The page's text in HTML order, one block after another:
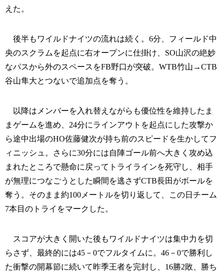
えた。
後半もワイルドナイツの流れは続く。6分、フィールド中
央のスクラムを起点に右オープンに仕掛け、SO山沢の絶妙
なパスから外のスペースをFB野口が突破。WTB竹山→CTB
谷山隼大とつないで追加点を奪う。
以降はメンバーを入れ替えながらも優位性を維持したま
まゲームを進め、24分にラインアウトを起点にした攻撃か
ら途中出場のHO佐藤健次が持ち前のスピードを生かしてフ
ィニッシュ。さらに30分には自陣ゴール前へ大きく攻め込
まれたところで懸命に戻ってトライラインを死守し、相手
が無理につなごうとした瞬間を逃さずCTB長田がボールを
奪う。そのまま約100メートルを切り返して、この日チーム
7本目のトライをマークした。
スコアが大きく開いた後もワイルドナイツは集中力を切
らさず、最終的には45－0でフルタイムに。46－0で勝利し
た衝撃の開幕節に続いて昨季王者を完封し、16勝2敗、勝ち